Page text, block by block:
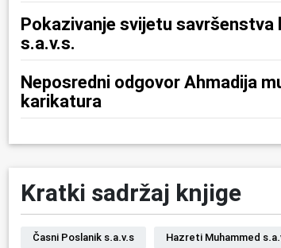
Pokazivanje svijetu
s.a.v.s.
Neposredni odgovor Ahmadija
karikatura
Kratki sadržaj knjige
Časni Poslanik s.a.v.s Hazreti Muhammed